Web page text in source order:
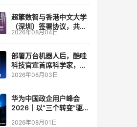
管理
超擎数智与香港中文大学
（深圳）签署协议，共建
人工智能和边缘计算联合
2026年08月04日
部署万台机器人后，酷哇
科技官宣首席科学家，要
让世界模型交付生产力
2026年08月03日
华为中国政企用户峰会
2026｜以“三个转变”驱动
2026年08月01日